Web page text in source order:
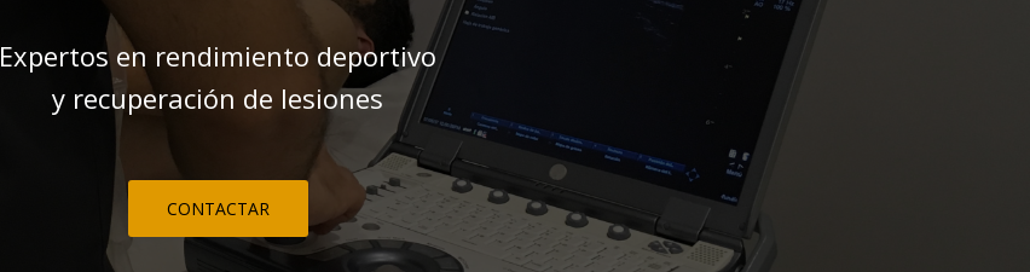
Expertos en rendimiento deportivo
y recuperación de lesiones
CONTACTAR